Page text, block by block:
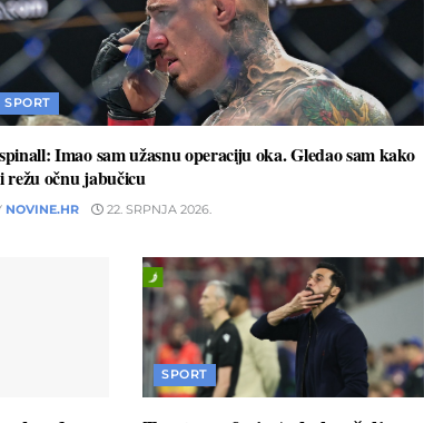
SPORT
Imao sam užasnu operaciju oka. Gledao sam kako
režu očnu jabučicu
NOVINE.HR 22. SRPNJA 2026.
SPORT